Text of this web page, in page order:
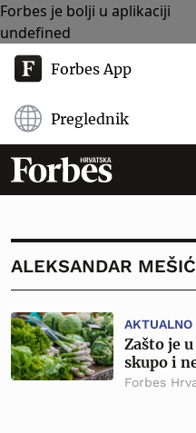
Forbes je bolji u aplikaciji
undefined
Forbes App
Preglednik
ALEKSANDAR MEŠIĆ
AKTUALNO
Zašto je
skupo i
Forbes